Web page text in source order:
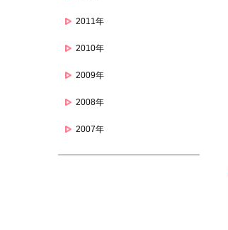
2011年
2010年
2009年
2008年
2007年